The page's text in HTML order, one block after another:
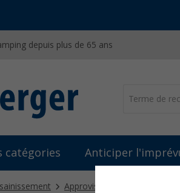
depuis plus de 65 ans
catégories Anticiper
Approvisionnement en eau